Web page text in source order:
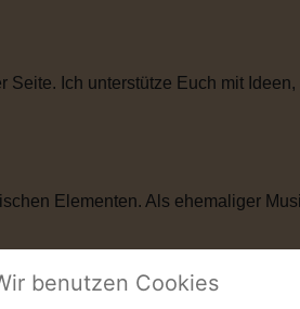
Ich unterstütze Euch mit
Elementen. Als ehemaliger
benutzen Cookies